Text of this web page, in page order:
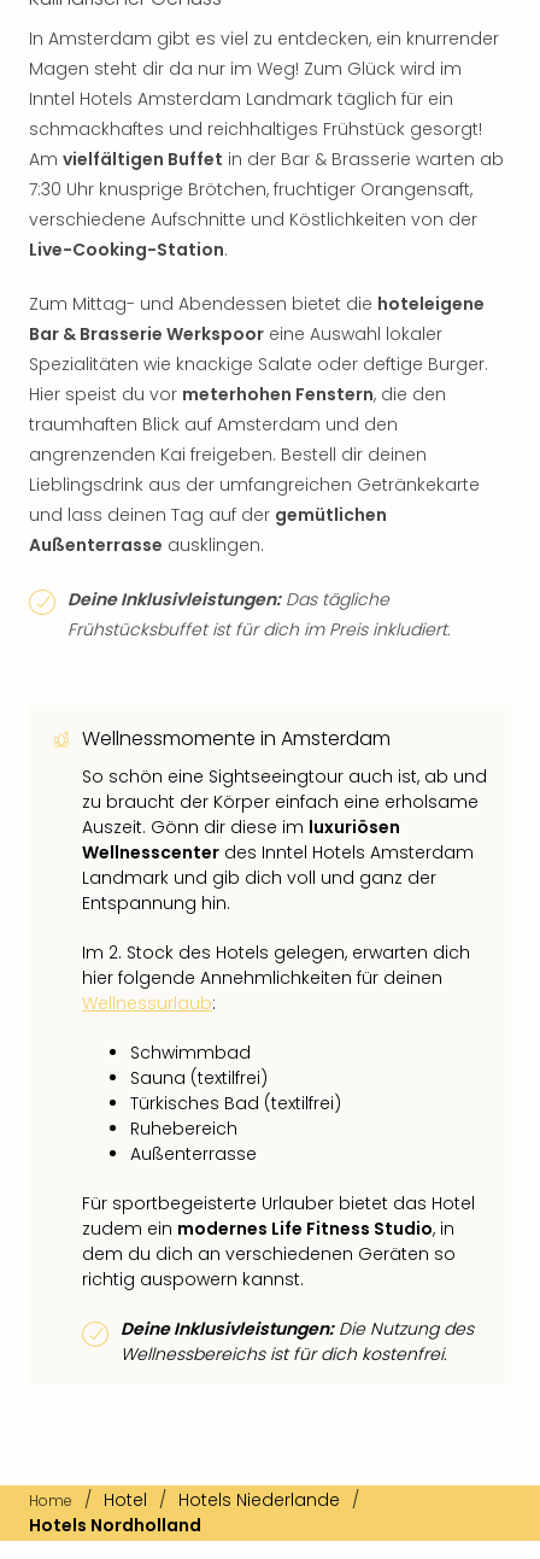
In Amsterdam gibt es viel zu entdecken, ein knurrender
Magen steht dir da nur im Weg! Zum Glück wird im
Inntel Hotels Amsterdam Landmark täglich für ein
schmackhaftes und reichhaltiges Frühstück gesorgt!
Am vielfältigen Buffet in der Bar & Brasserie warten ab
7:30 Uhr knusprige Brötchen, fruchtiger Orangensaft,
verschiedene Aufschnitte und Köstlichkeiten von der
Live-Cooking-Station.
Zum Mittag- und Abendessen bietet die hoteleigene
Bar & Brasserie Werkspoor eine Auswahl lokaler
Spezialitäten wie knackige Salate oder deftige Burger.
Hier speist du vor meterhohen Fenstern, die den
traumhaften Blick auf Amsterdam und den
angrenzenden Kai freigeben. Bestell dir deinen
Lieblingsdrink aus der umfangreichen Getränkekarte
und lass deinen Tag auf der gemütlichen
Außenterrasse ausklingen.
Deine Inklusivleistungen:Das tägliche
Frühstücksbuffet ist für dich im Preis inkludiert.
Wellnessmomente in Amsterdam
So schön eine Sightseeingtour auch ist, ab und
zu braucht der Körper einfach eine erholsame
Auszeit. Gönn dir diese im luxuriösen
Wellnesscenter des Inntel Hotels Amsterdam
Landmark und gib dich voll und ganz der
Entspannung hin.
Im 2. Stock des Hotels gelegen, erwarten dich
hier folgende Annehmlichkeiten für deinen
Wellnessurlaub:
Schwimmbad
Sauna (textilfrei)
Türkisches Bad (textilfrei)
Ruhebereich
Außenterrasse
Für sportbegeisterte Urlauber bietet das Hotel
zudem ein modernes Life Fitness Studio, in
dem du dich an verschiedenen Geräten so
richtig auspowern kannst.
Deine Inklusivleistungen:Die Nutzung des
Wellnessbereichs ist für dich kostenfrei.
Home / Hotel / Hotels Niederlande /
Hotels Nordholland